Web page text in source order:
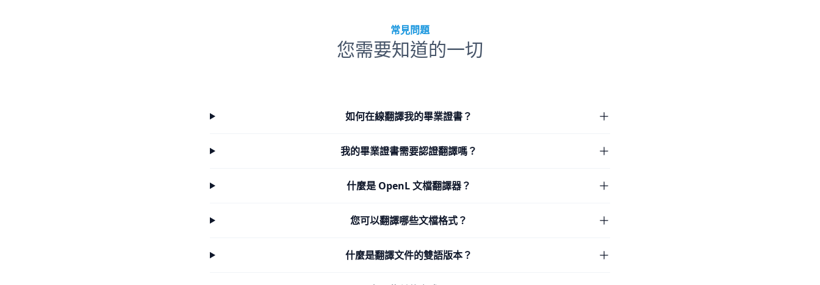
常見問題
您需要知道的一切
如何在線翻譯我的畢業證書？
我的畢業證書需要認證翻譯嗎？
什麼是 OpenL 文檔翻譯器？
您可以翻譯哪些文檔格式？
什麼是翻譯文件的雙語版本？